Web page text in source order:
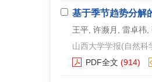
基于季节趋势分解
王平, 许濒月, 雷卓祎,
山西大学学报(自然科
PDF全文 (914)